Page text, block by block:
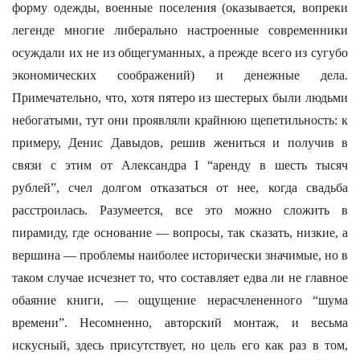
форму одежды, военные поселения (оказывается, вопреки
легенде многие либерально настроенные современники
осуждали их не из общегуманных, а прежде всего из сугубо
экономических соображений) и денежные дела.
Примечательно, что, хотя пятеро из шестерых были людьми
небогатыми, тут они проявляли крайнюю щепетильность: к
примеру, Денис Давыдов, решив жениться и получив в
связи с этим от Александра I “аренду в шесть тысяч
рублей”, счел долгом отказаться от нее, когда свадьба
расстроилась. Разумеется, все это можно сложить в
пирамиду, где основание — вопросы, так сказать, низкие, а
вершина — проблемы наиболее исторически значимые, но в
таком случае исчезнет то, что составляет едва ли не главное
обаяние книги, — ощущение нерасчлененного “шума
времени”. Несомненно, авторский монтаж, и весьма
искусный, здесь присутствует, но цель его как раз в том,